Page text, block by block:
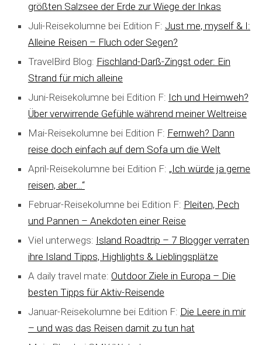
größten Salzsee der Erde zur Wiege der Inkas
Juli-Reisekolumne bei Edition F: Just me, myself & I:
Alleine Reisen – Fluch oder Segen?
TravelBird Blog: Fischland-Darß-Zingst oder: Ein
Strand für mich alleine
Juni-Reisekolumne bei Edition F: Ich und Heimweh?
Über verwirrende Gefühle während meiner Weltreise
Mai-Reisekolumne bei Edition F: Fernweh? Dann
reise doch einfach auf dem Sofa um die Welt
April-Reisekolumne bei Edition F: „Ich würde ja gerne
reisen, aber…“
Februar-Reisekolumne bei Edition F: Pleiten, Pech
und Pannen – Anekdoten einer Reise
Viel unterwegs: Island Roadtrip – 7 Blogger verraten
ihre Island Tipps, Highlights & Lieblingsplätze
A daily travel mate: Outdoor Ziele in Europa – Die
besten Tipps für Aktiv-Reisende
Januar-Reisekolumne bei Edition F: Die Leere in mir
– und was das Reisen damit zu tun hat